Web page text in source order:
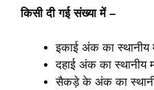
किसी दी गई संख्या में –
इकाई अंक का
दहाई अंक का स्थानीय
सैकड़े के अंक का